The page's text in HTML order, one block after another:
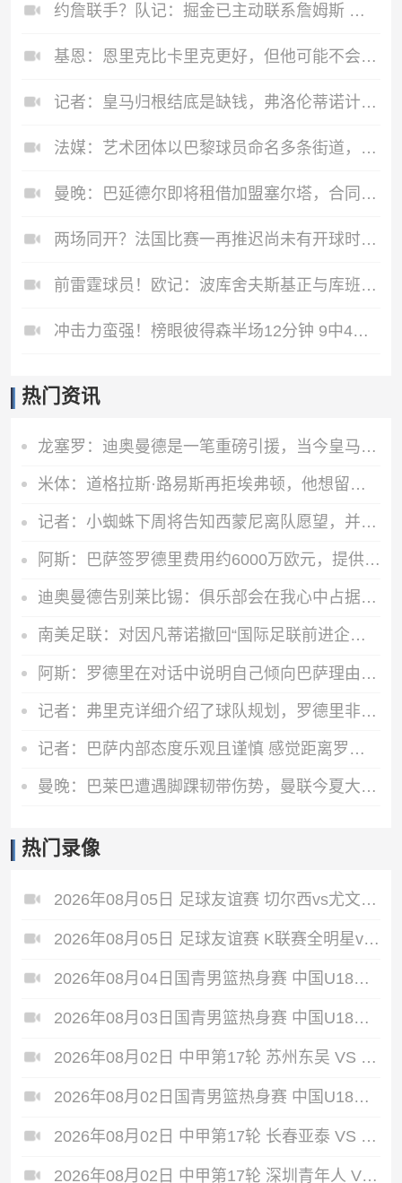
约詹联手？队记：掘金已主动联系詹姆斯 对他表达了明确引援兴趣
基恩：恩里克比卡里克更好，但他可能不会想来曼联处理这一堆问题
记者：皇马归根结底是缺钱，弗洛伦蒂诺计划被搅乱已无法掌控皇马
法媒：艺术团体以巴黎球员命名多条街道，庆祝卫冕欧冠
曼晚：巴延德尔即将租借加盟塞尔塔，合同包含350万镑买断条款
两场同开？法国比赛一再推迟尚未有开球时间 8点挪威将战塞内加尔
前雷霆球员！欧记：波库舍夫斯基正与库班火车头队进行深入谈判
冲击力蛮强！榜眼彼得森半场12分钟 9中4贡献10分2板1帽
热门资讯
龙塞罗：迪奥曼德是一笔重磅引援，当今皇马坐拥世界独一档攻击线
米体：道格拉斯·路易斯再拒埃弗顿，他想留队 但俱乐部尚未敲定
记者：小蜘蛛下周将告知西蒙尼离队愿望，并希望得到理解和帮助
阿斯：巴萨签罗德里费用约6000万欧元，提供4年税前3000万欧合同
迪奥曼德告别莱比锡：俱乐部会在我心中占据特殊位置，感谢所有
南美足联：对因凡蒂诺撤回“国际足联前进企业计划”提案表示欢迎
阿斯：罗德里在对话中说明自己倾向巴萨理由，皇马对此理解＆祝好
记者：弗里克详细介绍了球队规划，罗德里非常认可并选择加盟巴萨
记者：巴萨内部态度乐观且谨慎 感觉距离罗德里转会完成更近了
曼晚：巴莱巴遭遇脚踝韧带伤势，曼联今夏大概率不会继续追求他
热门录像
2026年08月05日 足球友谊赛 切尔西vs尤文图斯 全场录像
2026年08月05日 足球友谊赛 K联赛全明星vs曼城 全场录像
2026年08月04日国青男篮热身赛 中国U18男篮 - 加拿大大卫·安篮球学院 全场录像
2026年08月03日国青男篮热身赛 中国U18男篮 - 韩国东国大学 全场录像
2026年08月02日 中甲第17轮 苏州东吴 VS 梅州客家 全场录像
2026年08月02日国青男篮热身赛 中国U18男篮 - 纽纳华丁闪电队 全场录像
2026年08月02日 中甲第17轮 长春亚泰 VS 石家庄功夫 全场录像
2026年08月02日 中甲第17轮 深圳青年人 VS 无锡吴钩 全场录像